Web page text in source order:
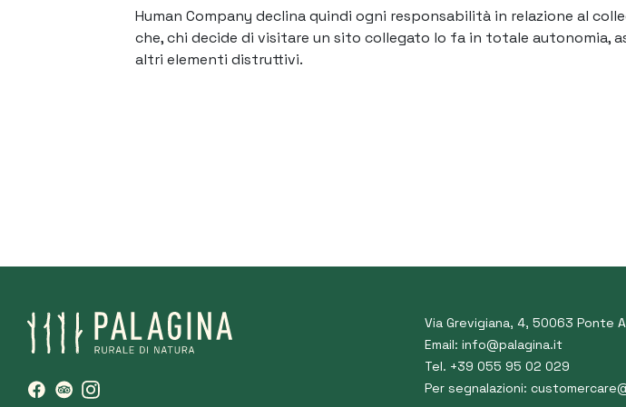
Human Company declina quindi ogni responsabilità in relazione al
che, chi decide di visitare un sito collegato lo fa in totale autonomia,
altri elementi distruttivi.
Via Grevigiana, 4, 50063 Ponte
Email: info@palagina.it
Tel. +39 055 95 02 029
Per segnalazioni: